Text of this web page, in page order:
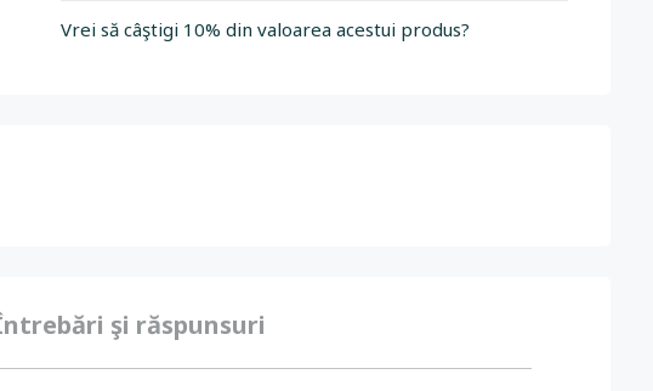
Vrei să câştigi 10% din valoarea acestui produs?
şi răspunsuri